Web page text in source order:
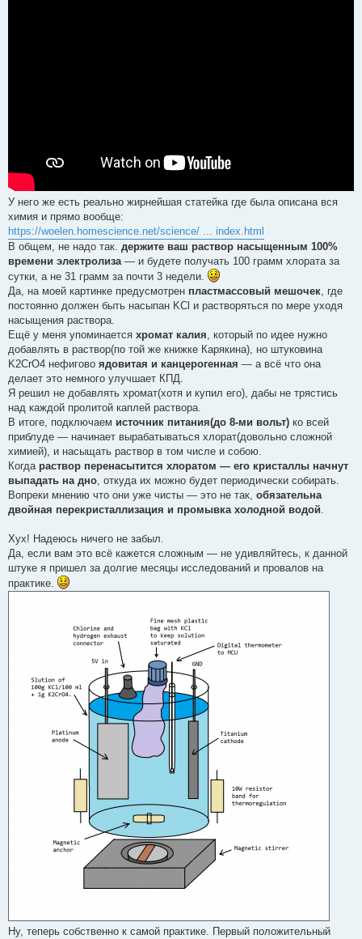
У него же есть реально жирнейшая статейка где была описана вся
химия и прямо вообще:
https://woelen.homescience.net/science/ ... index.html
В общем, не надо так. держите ваш раствор насыщенным 100%
времени электролиза— и будете получать 100 грамм хлората за
сутки, а не 31 грамм за почти 3 недели.
Да, на моей картинке предусмотрен пластмассовый мешочек, где
постоянно должен быть насыпан KCl и растворяться по мере уходя
насыщения раствора.
Ещё у меня упоминается хромат калия, который по идее нужно
добавлять в раствор(по той же книжке Карякина), но штуковина
K2CrO4 нефигово ядовитая и канцерогенная — а всё что она
делает это немного улучшает КПД.
Я решил не добавлять хромат(хотя и купил его), дабы не трястись
над каждой пролитой каплей раствора.
В итоге, подключаем источник питания(до 8-ми вольт) ко всей
приблуде — начинает вырабатываться хлорат(довольно сложной
химией), и насыщать раствор в том числе и собою.
Когда раствор перенасытится хлоратом — его кристаллы начнут
выпадать на дно, откуда их можно будет периодически собирать.
Вопреки мнению что они уже чисты — это не так, обязательна
двойная перекристаллизация и промывка холодной водой.
Хух! Надеюсь ничего не забыл.
Да, если вам это всё кажется сложным — не удивляйтесь, к данной
штуке я пришел за долгие месяцы исследований и провалов на
практике.
Ну, теперь собственно к самой практике. Первый положительный